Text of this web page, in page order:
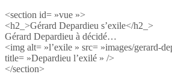
<section id= »vue »>
<h2_>Gérard Depardieu s’exile</h2_>
Gérard Depardieu à décidé…
<img alt= »l’exile » src= »images/gerard-
title= »Depardieu l’exilé » />
</section>